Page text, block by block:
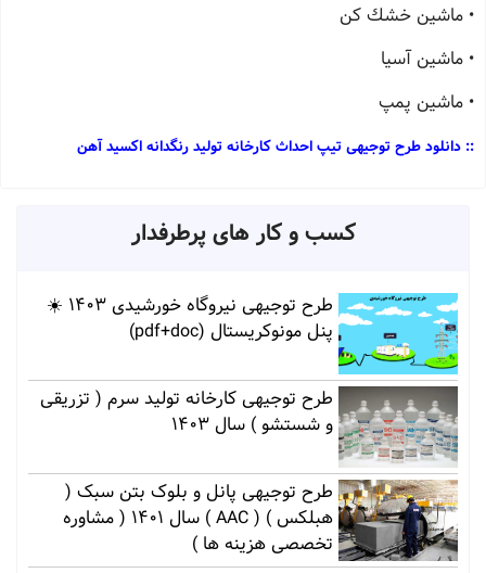
• ماشین خشك كن
• ماشین آسيا
• ماشین پمپ
:: دانلود طرح توجیهی تیپ احداث کارخانه تولید رنگدانه اکسید آهن
کسب و کار های پرطرفدار
طرح توجیهی نیروگاه خورشیدی 1403 ☀️
پنل مونوکریستال (pdf+doc)
طرح توجیهی کارخانه تولید سرم ( تزریقی
و شستشو ) سال 1403
طرح توجیهی پانل و بلوک بتن سبک (
هبلکس ) ( AAC ) سال 1401 ( مشاوره
تخصصی هزینه ها )